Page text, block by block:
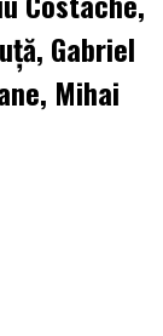
Gabriel
Mihai